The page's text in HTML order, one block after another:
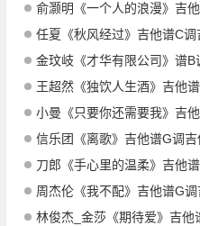
俞灏明《一个人的浪漫》吉
任夏《秋风经过》吉他谱C调
金玟岐《才华有限公司》谱B
王超然《独饮人生酒》吉他
小曼《只要你还需要我》吉
信乐团《离歌》吉他谱G调
刀郎《手心里的温柔》吉他
周杰伦《我不配》吉他谱G
林俊杰_金莎《期待爱》吉他